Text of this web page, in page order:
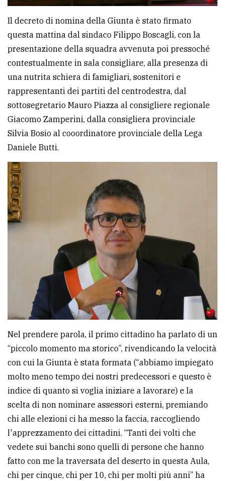
policy
Cookie
policy
Il decreto di nomina della Giunta è stato firmato
questa mattina dal sindaco Filippo Boscagli, con la
presentazione della squadra avvenuta poi pressoché
contestualmente in sala consigliare, alla presenza di
una nutrita schiera di famigliari, sostenitori e
rappresentanti dei partiti del centrodestra, dal
sottosegretario Mauro Piazza al consigliere regionale
Giacomo Zamperini, dalla consigliera provinciale
Silvia Bosio al cooordinatore provinciale della Lega
Daniele Butti.
Nel prendere parola, il primo cittadino ha parlato di un
“piccolo momento ma storico”, rivendicando la velocità
con cui la Giunta è stata formata (“abbiamo impiegato
molto meno tempo dei nostri predecessori e questo è
indice di quanto si voglia iniziare a lavorare) e la
scelta di non nominare assessori esterni, premiando
chi alle elezioni ci ha messo la faccia, raccogliendo
l'apprezzamento dei cittadini. “Tanti dei volti che
vedete sui banchi sono quelli di persone che hanno
fatto con me la traversata del deserto in questa Aula,
chi per cinque, chi per 10, chi per molti più anni” ha